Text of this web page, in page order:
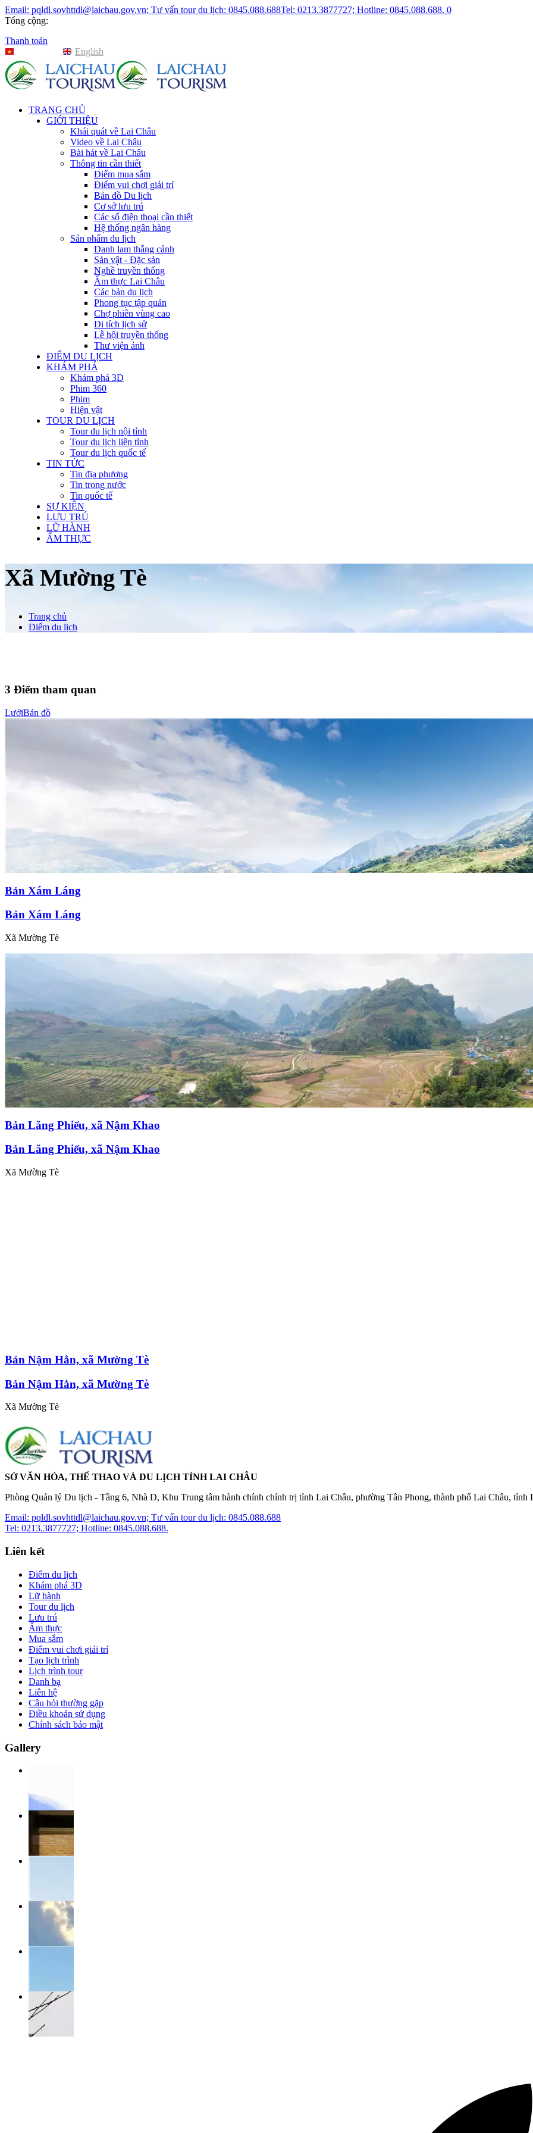
Email: pqldl.sovhttdl@laichau.gov.vn; Tư vấn tour du lịch: 0845.088.688Tel: 0213.3877727; Hotline: 0845.088.688. 0
Tổng cộng:
Thanh toán
English
TRANG CHỦ
GIỚI THIỆU
Khái quát về Lai Châu
Video về Lai Châu
Bài hát về Lai Châu
Thông tin cần thiết
Điểm mua sắm
Điểm vui chơi giải trí
Bản đồ Du lịch
Cơ sở lưu trú
Các số điện thoại cần thiết
Hệ thống ngân hàng
Sản phẩm du lịch
Danh lam thắng cảnh
Sản vật - Đặc sản
Nghề truyền thống
Ẩm thực Lai Châu
Các bản du lịch
Phong tục tập quán
Chợ phiên vùng cao
Di tích lịch sử
Lễ hội truyền thống
Thư viện ảnh
ĐIỂM DU LỊCH
KHÁM PHÁ
Khám phá 3D
Phim 360
Phim
Hiện vật
TOUR DU LỊCH
Tour du lịch nội tỉnh
Tour du lịch liên tỉnh
Tour du lịch quốc tế
TIN TỨC
Tin địa phương
Tin trong nước
Tin quốc tế
SỰ KIỆN
LƯU TRÚ
LỮ HÀNH
ẨM THỰC
Xã Mường Tè
Trang chủ
Điểm du lịch
3 Điểm tham quan
LướiBản đồ
Bản Xám Láng
Bản Xám Láng
Xã Mường Tè
Bản Lăng Phiếu, xã Nậm Khao
Bản Lăng Phiếu, xã Nậm Khao
Xã Mường Tè
Bản Nậm Hẳn, xã Mường Tè
Bản Nậm Hẳn, xã Mường Tè
Xã Mường Tè
SỞ VĂN HÓA, THỂ THAO VÀ DU LỊCH TỈNH LAI CHÂU
Phòng Quản lý Du lịch - Tầng 6, Nhà D, Khu Trung tâm hành chính chính trị tỉnh Lai Châu, phường Tân Phong, thành phố Lai Châu, tỉnh
Email: pqldl.sovhttdl@laichau.gov.vn; Tư vấn tour du lịch: 0845.088.688
Tel: 0213.3877727; Hotline: 0845.088.688.
Liên kết
Điểm du lịch
Khám phá 3D
Lữ hành
Tour du lịch
Lưu trú
Ẩm thực
Mua sắm
Điểm vui chơi giải trí
Tạo lịch trình
Lịch trình tour
Danh bạ
Liên hệ
Câu hỏi thường gặp
Điều khoản sử dụng
Chính sách bảo mật
Gallery